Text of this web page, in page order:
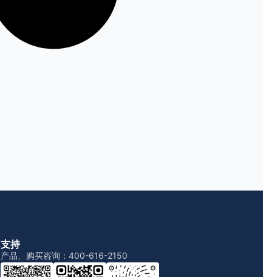
支持
产品、购买咨询：400-616-2150